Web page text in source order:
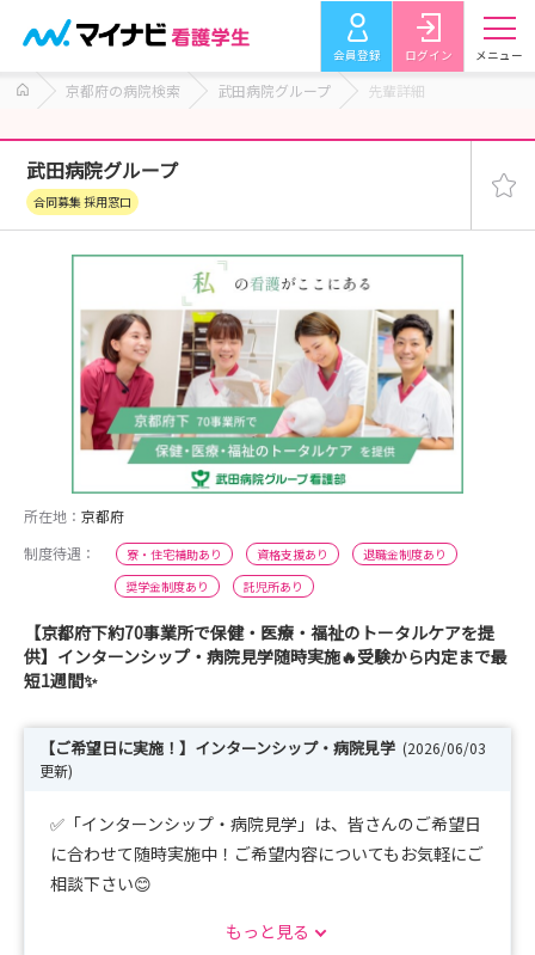
会員登録 ログイン メニュー
京都府の病院検索 武田病院グループ 先輩詳細
武田病院グループ
合同募集 採用窓口
所在地： 京都府
制度待遇：
寮・住宅補助あり 資格支援あり
退職金制度あり
奨学金制度あり
託児所あり
【京都府下約70事業所で保健・医療・福祉のトータルケアを提
供】インターンシップ・病院見学随時実施🔥受験から内定まで最
短1週間✨
【ご希望日に実施！】インターンシップ・病院見学 (2026/06/03
更新)
✅「インターンシップ・病院見学」は、皆さんのご希望日
に合わせて随時実施中！ご希望内容についてもお気軽にご
相談下さい😊
もっと見る